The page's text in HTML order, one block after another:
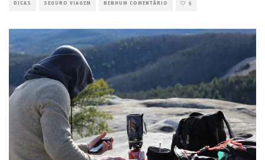
DICAS SEGURO VIAGEM NENHUM COMENTÁRIO 5